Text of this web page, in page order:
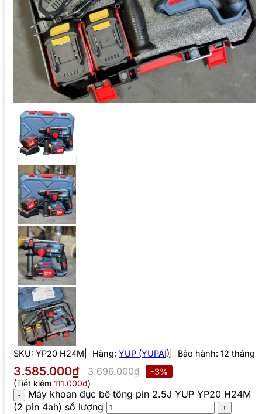
SKU: YP20 H24M Hãng: YUP (YUPAI) Bảo hành: 12 tháng
3.585.000₫ 3.696.000₫
-3%
(Tiết kiệm 111.000₫)
Máy khoan đục bê tông pin 2.5J YUP YP20 H24M
(2 pin 4ah) số lượng